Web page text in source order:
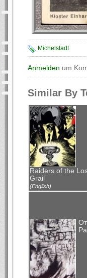
Michelstadt
Anmelden um
Similar By
Raiders of the
Grail
(English)